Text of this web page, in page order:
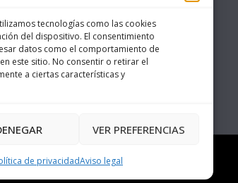
tecnologías como las cookies
del dispositivo. El consentimiento
datos como el comportamiento de
este sitio. No consentir o retirar el
a ciertas características y
VER PREFERENCIAS
de privacidadAviso legal
c/Landazuri, 13 1ºD 01008
Vitoria-Gasteiz
desarrollado por Burman Comunicación